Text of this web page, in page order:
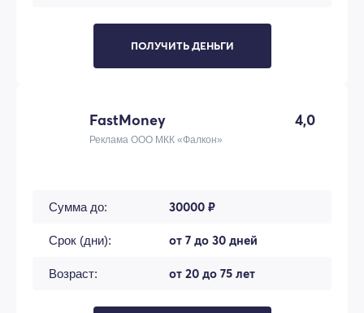
ПОЛУЧИТЬ ДЕНЬГИ
FastMoney 4,0
Реклама ООО МКК «Фалкон»
Сумма до: 30000 ₽
Срок (дни): от 7 до 30 дней
Возраст: от 20 до 75 лет